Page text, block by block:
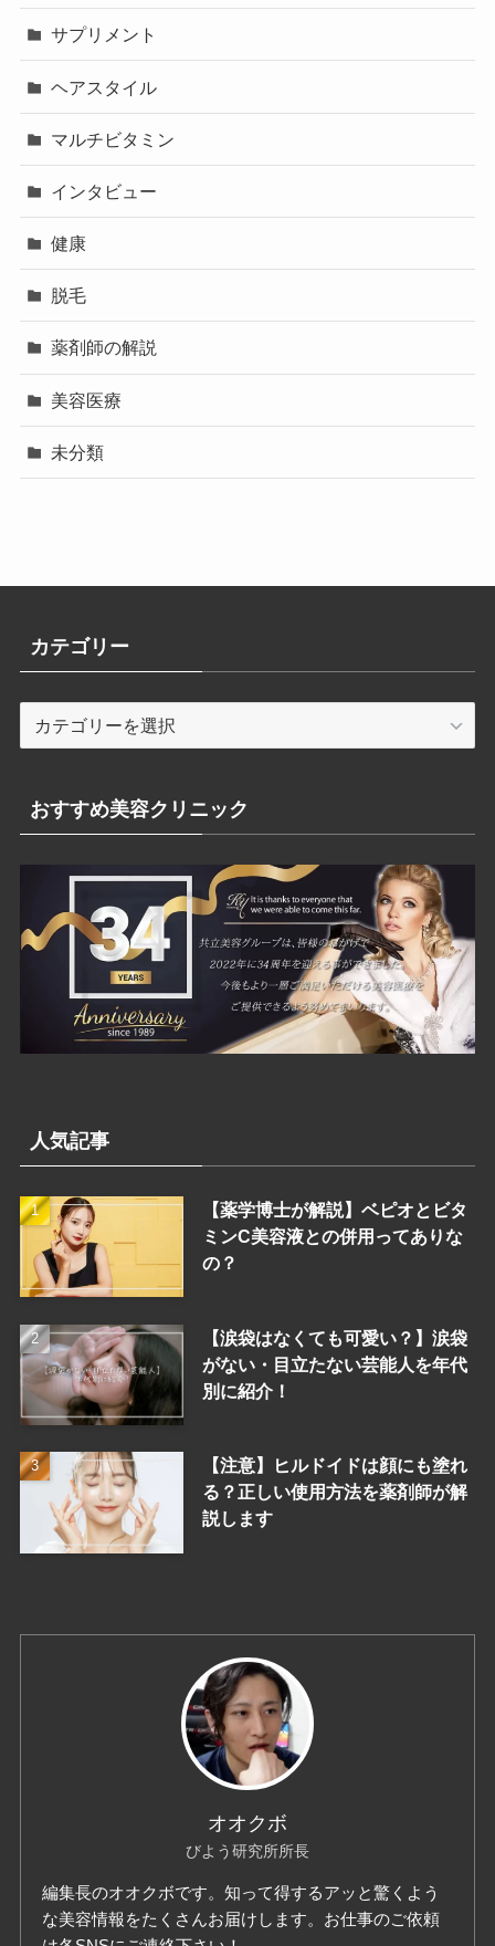
サプリメント
ヘアスタイル
マルチビタミン
インタビュー
健康
脱毛
薬剤師の解説
美容医療
未分類
カテゴリー
テ
リ
ー
おすすめ美容クリニック
人気記事
【薬学博士が解説】ベピオとビタ
ミンC美容液との併用ってありな
の？
【涙袋はなくても可愛い？】涙袋
がない・目立たない芸能人を年代
別に紹介！
【注意】ヒルドイドは顔にも塗れ
る？正しい使用方法を薬剤師が解
説します
オオクボ
びよう研究所所長
編集長のオオクボです。知って得するアッと驚くよう
な美容情報をたくさんお届けします。お仕事のご依頼